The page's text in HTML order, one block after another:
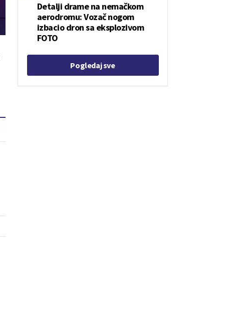
Detalji drame na nemačkom
aerodromu: Vozač nogom
izbacio dron sa eksplozivom
FOTO
Pogledaj sve